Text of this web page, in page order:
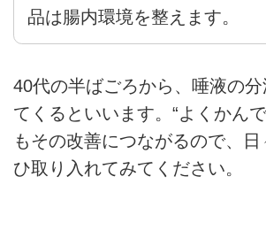
品は腸内環境を整えます。
40代の半ばごろから、唾液の
てくるといいます。“よくかん
もその改善につながるので、
ひ取り入れてみてください。